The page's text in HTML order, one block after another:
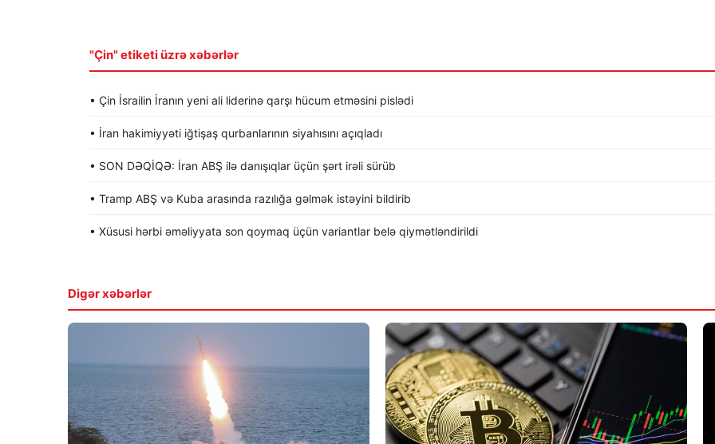
"Çin" etiketi üzrə xəbərlər
• Çin İsrailin İranın yeni ali liderinə qarşı hücum etməsini pislədi
• İran hakimiyyəti iğtişaş qurbanlarının siyahısını açıqladı
• SON DƏQİQƏ: İran ABŞ ilə danışıqlar üçün şərt irəli sürüb
• Tramp ABŞ və Kuba arasında razılığa gəlmək istəyini bildirib
• Xüsusi hərbi əməliyyata son qoymaq üçün variantlar belə qiymətləndirildi
Digər xəbərlər